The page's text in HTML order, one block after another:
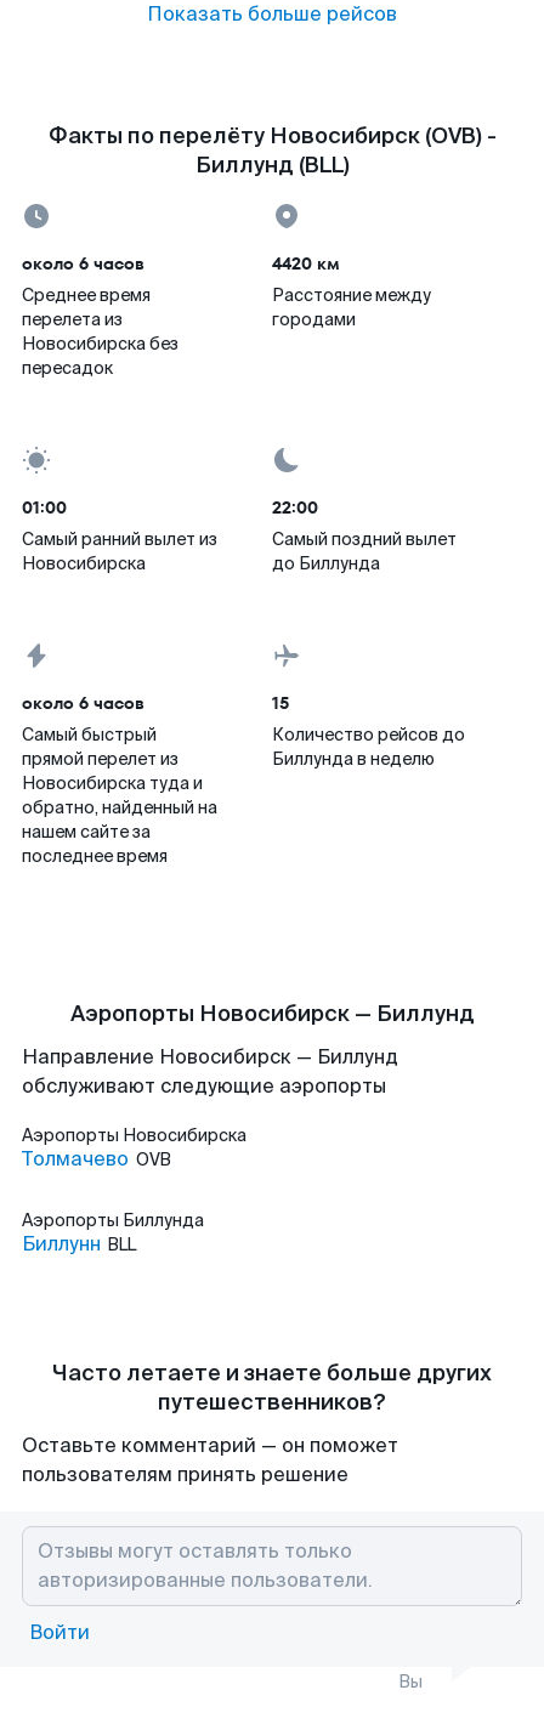
Показать больше рейсов
Факты по перелёту Новосибирск (OVB) -
Биллунд (BLL)
около 6 часов
Среднее время
перелета из
Новосибирска без
пересадок
4420 км
Расстояние между
городами
01:00
Самый ранний вылет из
Новосибирска
22:00
Самый поздний вылет
до Биллунда
около 6 часов
Самый быстрый
прямой перелет из
Новосибирска туда и
обратно, найденный на
нашем сайте за
последнее время
15
Количество рейсов до
Биллунда в неделю
Аэропорты Новосибирск — Биллунд
Направление Новосибирск — Биллунд
обслуживают следующие аэропорты
Аэропорты Новосибирска
Толмачево OVB
Аэропорты Биллунда
Биллунн BLL
Часто летаете и знаете больше других
путешественников?
Оставьте комментарий — он поможет
пользователям принять решение
Войти
Вы